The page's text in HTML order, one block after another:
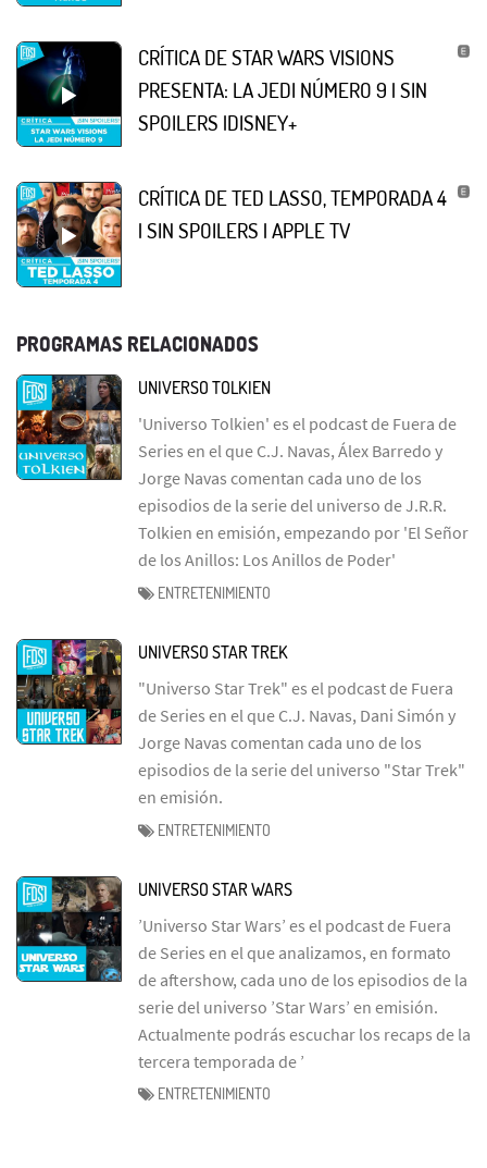
CRÍTICA DE STAR WARS VISIONS
PRESENTA: LA JEDI NÚMERO 9 | SIN
SPOILERS |DISNEY+
CRÍTICA DE TED LASSO, TEMPORADA 4
| SIN SPOILERS | APPLE TV
PROGRAMAS RELACIONADOS
UNIVERSO TOLKIEN
'Universo Tolkien' es el podcast de Fuera de
Series en el que C.J. Navas, Álex Barredo y
Jorge Navas comentan cada uno de los
episodios de la serie del universo de J.R.R.
Tolkien en emisión, empezando por 'El Señor
de los Anillos: Los Anillos de Poder'
ENTRETENIMIENTO
UNIVERSO STAR TREK
"Universo Star Trek" es el podcast de Fuera
de Series en el que C.J. Navas, Dani Simón y
Jorge Navas comentan cada uno de los
episodios de la serie del universo "Star Trek"
en emisión.
ENTRETENIMIENTO
UNIVERSO STAR WARS
’Universo Star Wars’ es el podcast de Fuera
de Series en el que analizamos, en formato
de aftershow, cada uno de los episodios de la
serie del universo ’Star Wars’ en emisión.
Actualmente podrás escuchar los recaps de la
tercera temporada de ’
ENTRETENIMIENTO